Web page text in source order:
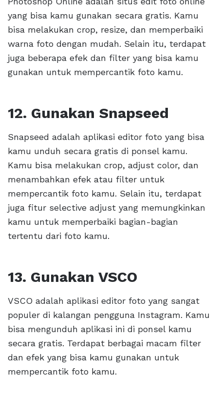
yang bisa kamu gunakan secara gratis. Kamu
bisa melakukan crop, resize, dan memperbaiki
warna foto dengan mudah. Selain itu, terdapat
juga beberapa efek dan filter yang bisa kamu
gunakan untuk mempercantik foto kamu.
12. Gunakan Snapseed
Snapseed adalah aplikasi editor foto yang bisa
kamu unduh secara gratis di ponsel kamu.
Kamu bisa melakukan crop, adjust color, dan
menambahkan efek atau filter untuk
mempercantik foto kamu. Selain itu, terdapat
juga fitur selective adjust yang memungkinkan
kamu untuk memperbaiki bagian-bagian
tertentu dari foto kamu.
13. Gunakan VSCO
VSCO adalah aplikasi editor foto yang sangat
populer di kalangan pengguna Instagram. Kamu
bisa mengunduh aplikasi ini di ponsel kamu
secara gratis. Terdapat berbagai macam filter
dan efek yang bisa kamu gunakan untuk
mempercantik foto kamu.